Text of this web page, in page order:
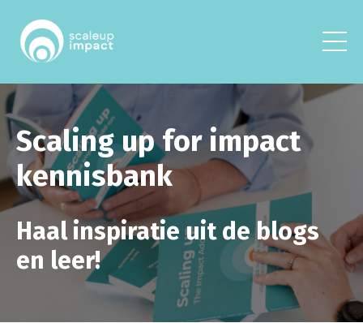
Scaling up for impact
kennisbank
Haal inspiratie uit de blogs
en leer!